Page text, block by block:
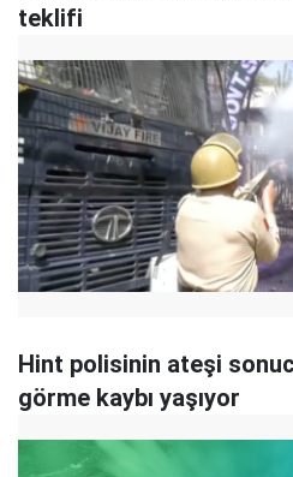
teklifi
Hint polisinin ateşi
görme kaybı yaşıyor